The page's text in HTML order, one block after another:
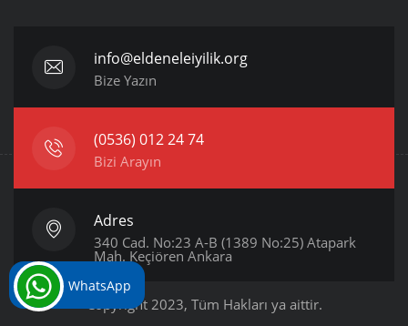
info@eldeneleiyilik.org
Bize Yazın
(0536) 012 24 74
Bizi Arayın
Adres
340 Cad. No:23 A-B (1389 No:25) Atapark
Mah. Keçiören Ankara
Copyright 2023, Tüm Hakları ya aittir.
WhatsApp